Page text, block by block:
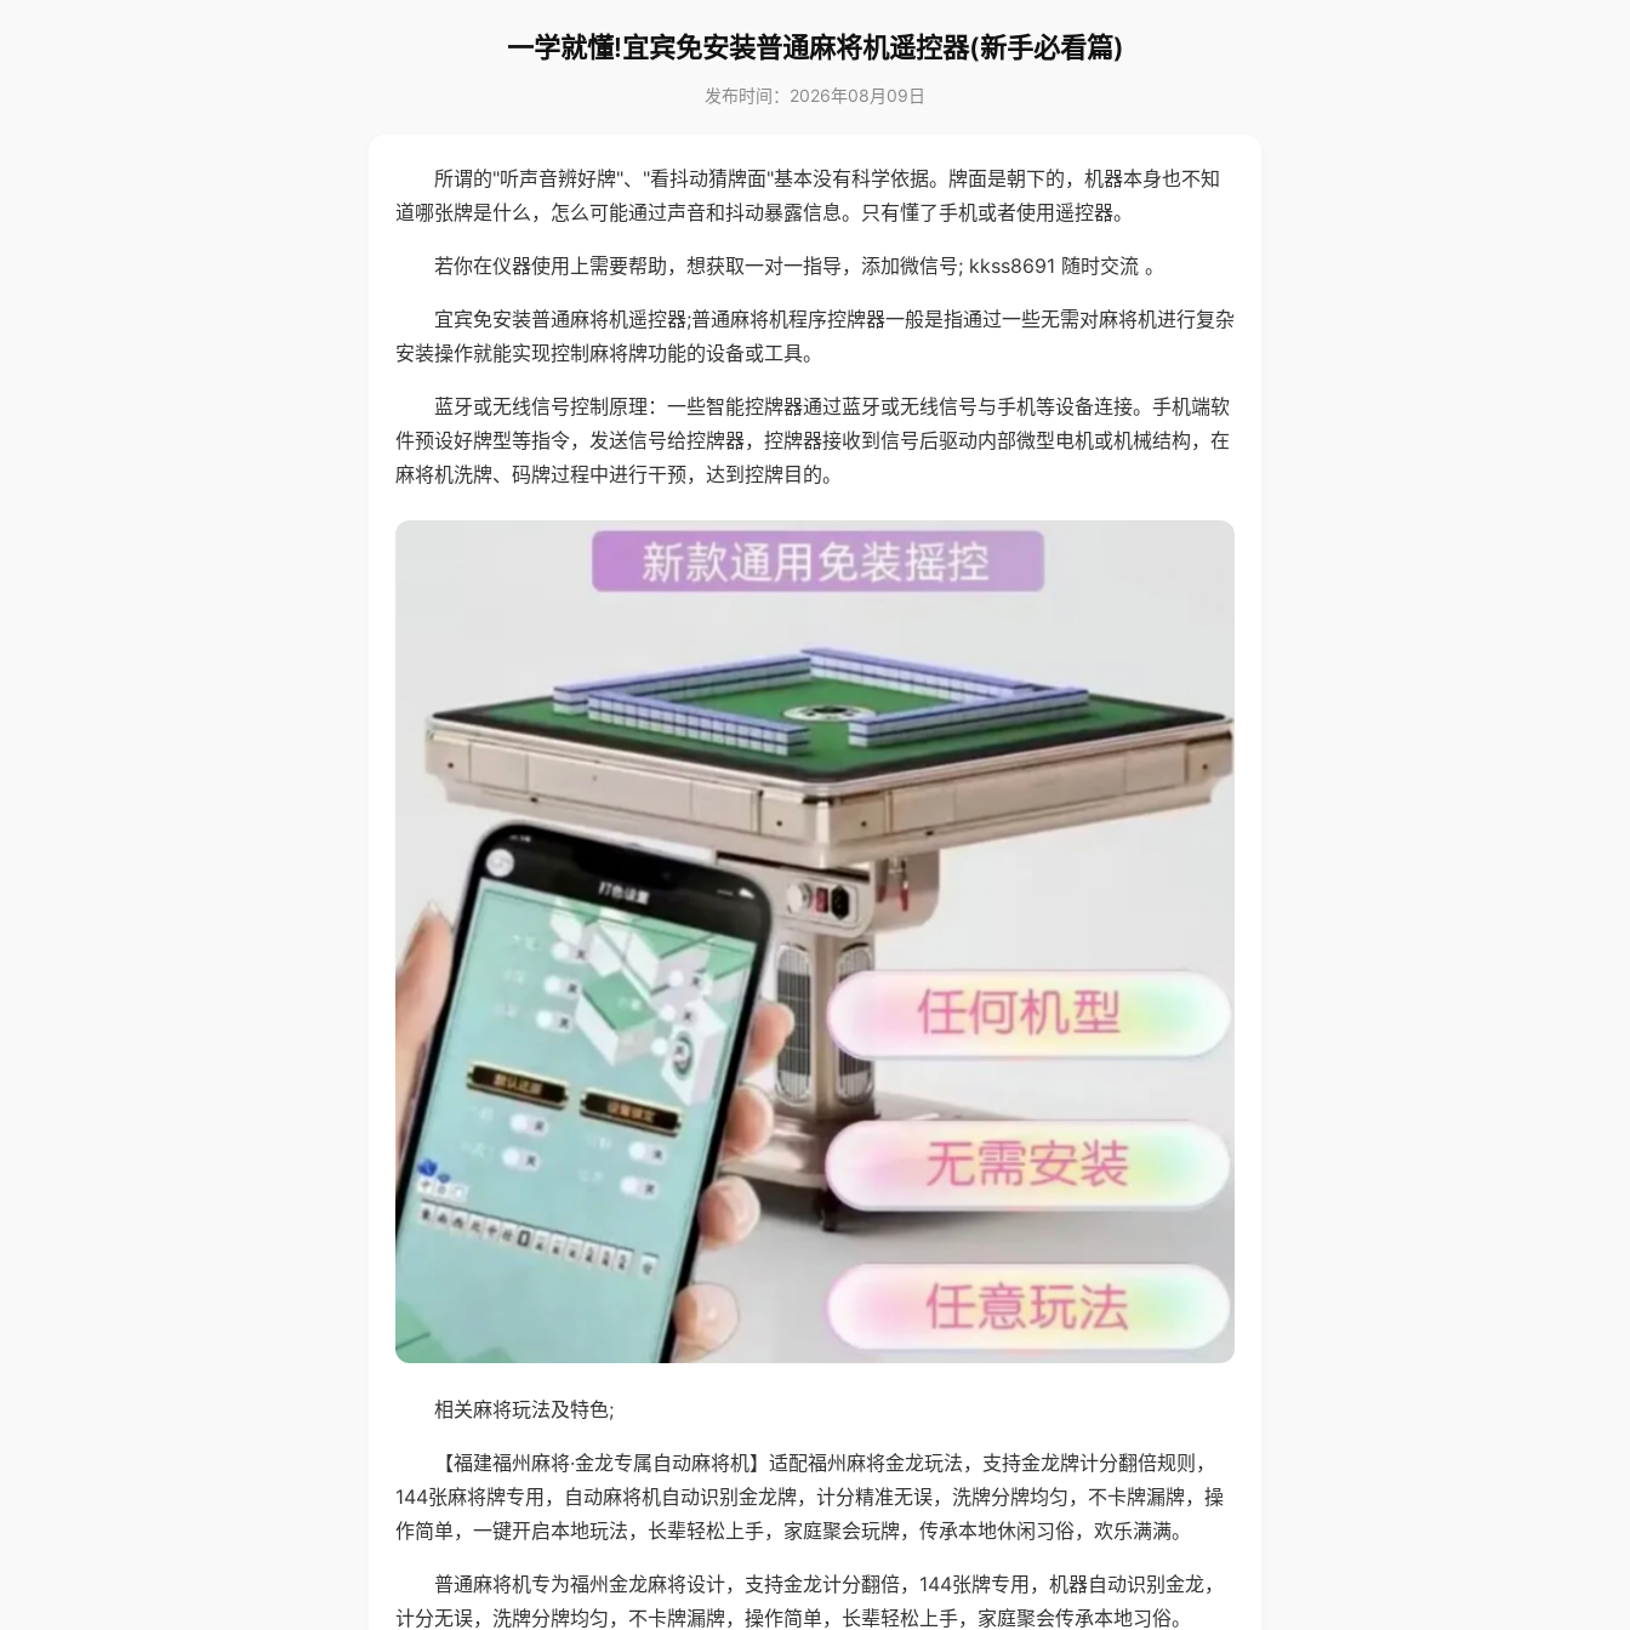
一学就懂!宜宾免安装普通麻将机遥控器(新手必看篇)
发布时间：2026年08月09日
所谓的"听声音辨好牌"、"看抖动猜牌面"基本没有科学依据。牌面是朝下的，机器本身也不知
道哪张牌是什么，怎么可能通过声音和抖动暴露信息。只有懂了手机或者使用遥控器。
若你在仪器使用上需要帮助，想获取一对一指导，添加微信号; kkss8691 随时交流 。
宜宾免安装普通麻将机遥控器;普通麻将机程序控牌器一般是指通过一些无需对麻将机进行复杂
安装操作就能实现控制麻将牌功能的设备或工具。
蓝牙或无线信号控制原理：一些智能控牌器通过蓝牙或无线信号与手机等设备连接。手机端软
件预设好牌型等指令，发送信号给控牌器，控牌器接收到信号后驱动内部微型电机或机械结构，在
麻将机洗牌、码牌过程中进行干预，达到控牌目的。
相关麻将玩法及特色;
【福建福州麻将·金龙专属自动麻将机】适配福州麻将金龙玩法，支持金龙牌计分翻倍规则，
144张麻将牌专用，自动麻将机自动识别金龙牌，计分精准无误，洗牌分牌均匀，不卡牌漏牌，操
作简单，一键开启本地玩法，长辈轻松上手，家庭聚会玩牌，传承本地休闲习俗，欢乐满满。
普通麻将机专为福州金龙麻将设计，支持金龙计分翻倍，144张牌专用，机器自动识别金龙，
计分无误，洗牌分牌均匀，不卡牌漏牌，操作简单，长辈轻松上手，家庭聚会传承本地习俗。